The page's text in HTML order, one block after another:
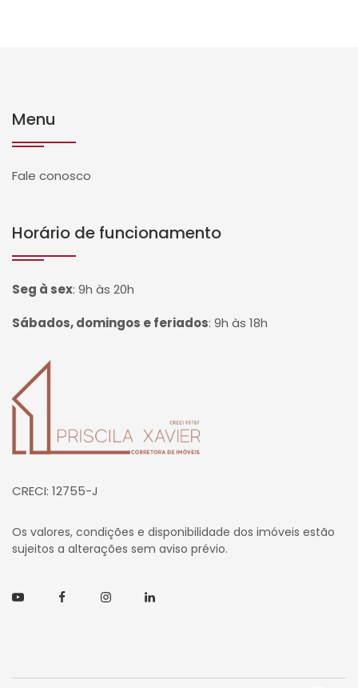
Menu
Fale conosco
Horário de funcionamento
Seg à sex: 9h às 20h
Sábados, domingos e feriados: 9h às 18h
Página inicial
CRECI: 12755-J
Os valores, condições e disponibilidade dos imóveis estão
sujeitos a alterações sem aviso prévio.
YoutubeFacebookInstagramLinkedin